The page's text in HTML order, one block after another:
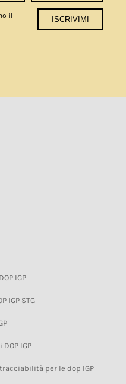
il
IGP
IGP STG
IGP
per le dop IGP